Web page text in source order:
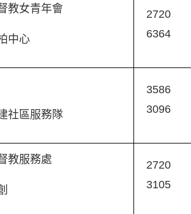
教女青年會
中心
2720
6364
社區服務隊
3586
3096
教服務處
2720
3105